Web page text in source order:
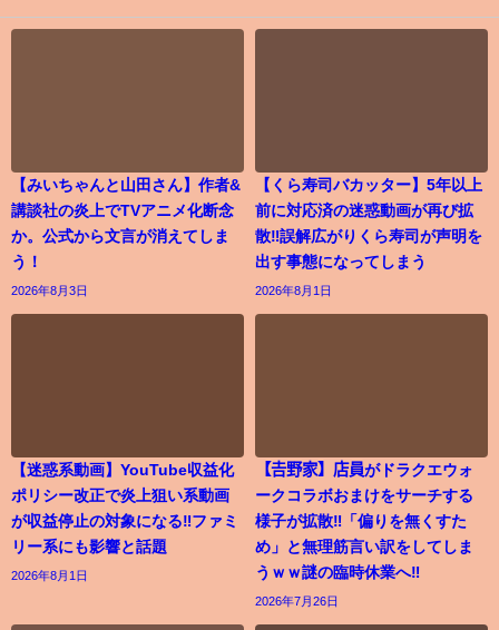
【みいちゃんと山田さん】作者&
講談社の炎上でTVアニメ化断念
か。公式から文言が消えてしま
う！
2026年8月3日
【くら寿司バカッター】5年以上
前に対応済の迷惑動画が再び拡
散‼誤解広がりくら寿司が声明を
出す事態になってしまう
2026年8月1日
【迷惑系動画】YouTube収益化
ポリシー改正で炎上狙い系動画
が収益停止の対象になる‼ファミ
リー系にも影響と話題
2026年8月1日
【𠮷野家】店員がドラクエウォ
ークコラボおまけをサーチする
様子が拡散‼「偏りを無くすた
め」と無理筋言い訳をしてしま
うｗｗ謎の臨時休業へ‼
2026年7月26日